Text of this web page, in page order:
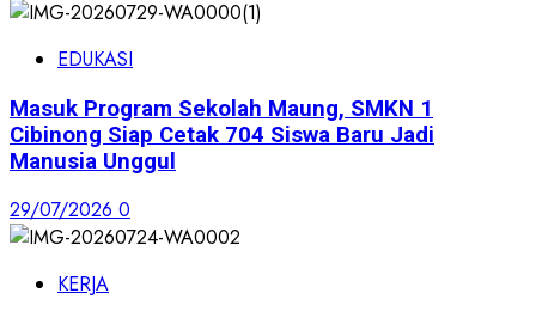
EDUKASI
Masuk Program Sekolah Maung, SMKN 1
Cibinong Siap Cetak 704 Siswa Baru Jadi
Manusia Unggul
29/07/2026 0
KERJA